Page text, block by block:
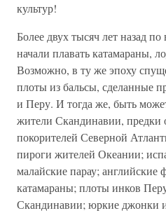
культур!
Более двух тысяч лет назад
начали плавать катамараны,
Возможно, в ту же эпоху
плоты из бальсы, сделанные
и Перу. И тогда же, быть
жители Скандинавии, предки
покорителей Северной
пироги жителей Океании;
малайские парау; английские
катамараны; плоты инков
Скандинавии; юркие джонки